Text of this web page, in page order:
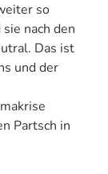
so
nach den
Das ist
und der
Partsch in